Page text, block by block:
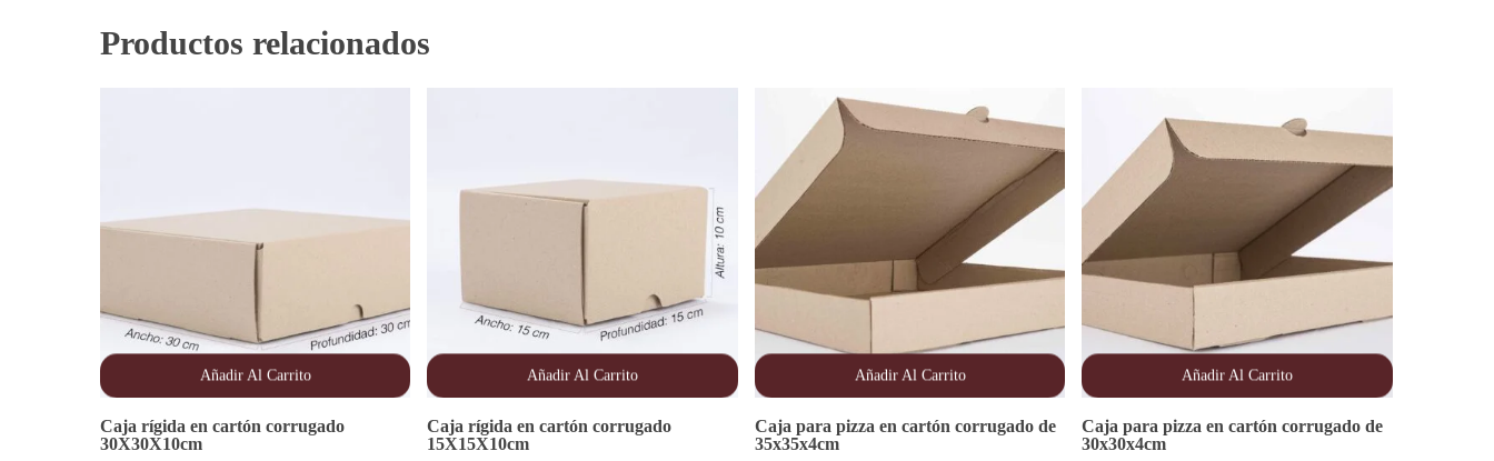
Productos relacionados
Añadir Al Carrito
Caja rígida en cartón corrugado
30X30X10cm
Añadir Al Carrito
Caja rígida en cartón corrugado
15X15X10cm
Añadir Al Carrito
Caja para pizza en cartón corrugado de
35x35x4cm
Añadir Al Carrito
Caja para pizza en cartón corrugado de
30x30x4cm